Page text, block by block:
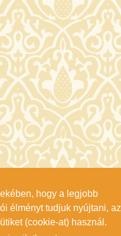
hogy a legjobb
élményt tudjuk nyújtani, az
(cookie-at) használ.